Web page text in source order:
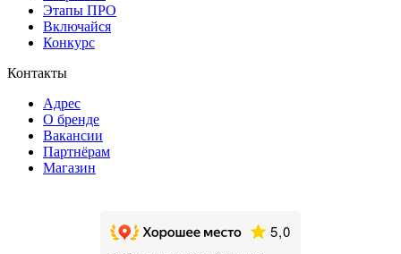
Этапы ПРО
Включайся
Конкурс
Контакты
Адрес
О бренде
Вакансии
Партнёрам
Магазин